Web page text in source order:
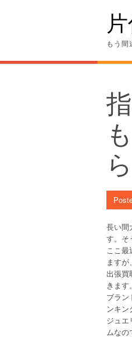
もう間
ら
長い間
す。そ
ここ最
ますが
出張買
きます
ブラン
ンキン
ジュエ
ムなの